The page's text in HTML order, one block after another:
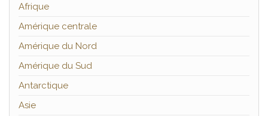
Afrique
Amérique centrale
Amérique du Nord
Amérique du Sud
Antarctique
Asie